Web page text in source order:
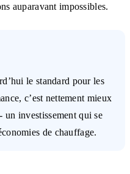
auparavant impossibles.
le standard pour les
c’est nettement mieux
un investissement qui se
de chauffage.